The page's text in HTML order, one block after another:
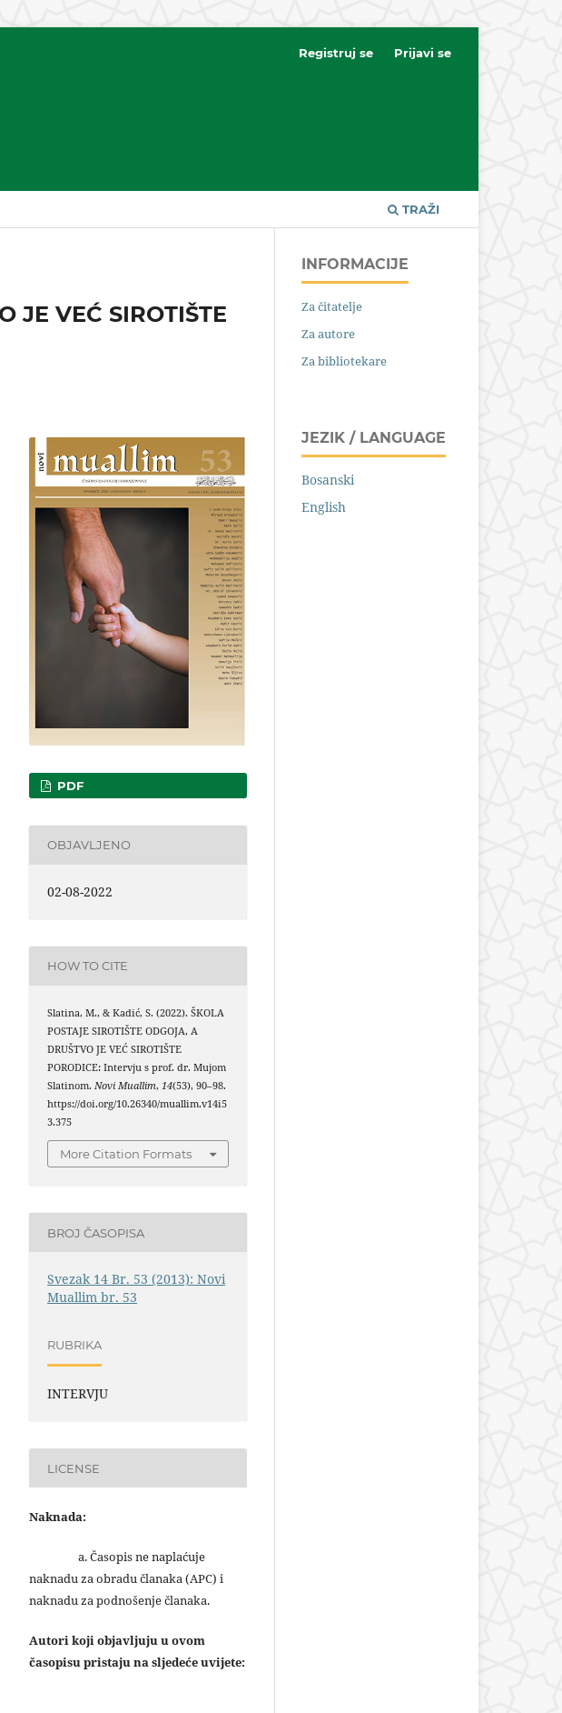
TRAŽI
Registruj se Prijavi se
JE VEĆ SIROTIŠTE
PDF
OBJAVLJENO
02-08-2022
HOW TO CITE
Slatina, M., & Kadić, S. (2022). ŠKOLA
POSTAJE SIROTIŠTE ODGOJA, A
DRUŠTVO JE VEĆ SIROTIŠTE
PORODICE: Intervju s prof. dr. Mujom
Slatinom. Novi Muallim, 14(53), 90–98.
https://doi.org/10.26340/muallim.v14i5
3.375
More Citation Formats
BROJ ČASOPISA
Svezak 14 Br. 53 (2013): Novi
Muallim br. 53
RUBRIKA
INTERVJU
LICENSE
Naknada:
a. Časopis ne naplaćuje
naknadu za obradu članaka (APC) i
naknadu za podnošenje članaka.
Autori koji objavljuju u ovom
časopisu pristaju na sljedeće uvijete:
INFORMACIJE
Za čitatelje
Za autore
Za bibliotekare
JEZIK / LANGUAGE
Bosanski
English